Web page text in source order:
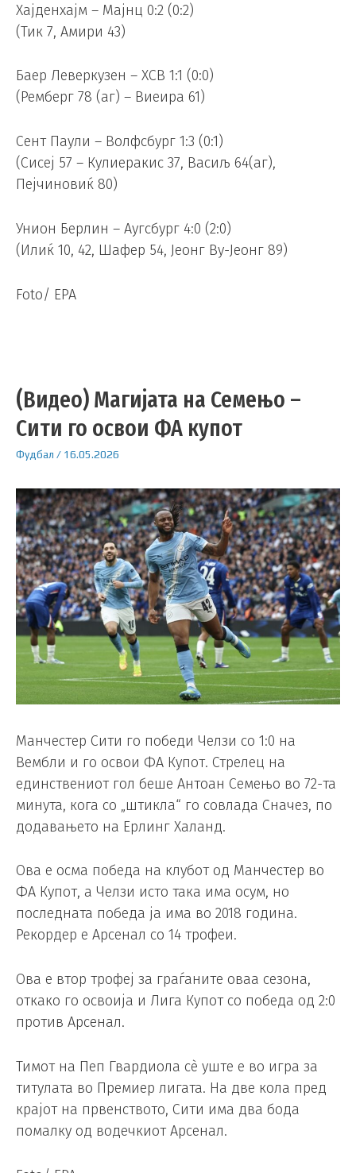
Хајденхајм – Мајнц 0:2 (0:2)
(Тик 7, Амири 43)
Баер Леверкузен – ХСВ 1:1 (0:0)
(Ремберг 78 (аг) – Виеира 61)
Сент Паули – Волфсбург 1:3 (0:1)
(Сисеј 57 – Кулиеракис 37, Васиљ 64(аг),
Пејчиновиќ 80)
Унион Берлин – Аугсбург 4:0 (2:0)
(Илиќ 10, 42, Шафер 54, Јеонг Ву-Јеонг 89)
Foto/ EPA
(Видео) Магијата на Семењо –
Сити го освои ФА купот
Фудбал / 16.05.2026
Манчестер Сити го победи Челзи со 1:0 на
Вембли и го освои ФА Купот. Стрелец на
единствениот гол беше Антоан Семењо во 72-та
минута, кога со „штикла“ го совлада Сначез, по
додавањето на Ерлинг Халанд.
Ова е осма победа на клубот од Манчестер во
ФА Купот, а Челзи исто така има осум, но
последната победа ја има во 2018 година.
Рекордер е Арсенал со 14 трофеи.
Ова е втор трофеј за граѓаните оваа сезона,
откако го освоија и Лига Купот со победа од 2:0
против Арсенал.
Тимот на Пеп Гвардиола сè уште е во игра за
титулата во Премиер лигата. На две кола пред
крајот на првенството, Сити има два бода
помалку од водечкиот Арсенал.